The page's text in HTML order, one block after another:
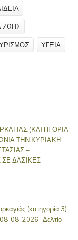
ΖΩΗΣ
ΥΓΕΙΑ
(ΚΑΤΗΓΟΡΙΑ
ΤΗΝ ΚΥΡΙΑΚΗ
–
ΔΑΣΙΚΕΣ
(κατηγορία 3)
08-08-2026- Δελτίο